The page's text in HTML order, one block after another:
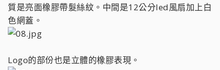
質是亮面橡膠帶髮絲紋。中間是12公分led風扇加上白
色網蓋。
Logo的部份也是立體的橡膠表現。